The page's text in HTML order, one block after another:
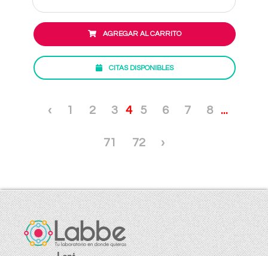
AGREGAR AL CARRITO
CITAS DISPONIBLES
‹ 1 2 3 4 5 6 7 8 ...
71 72 ›